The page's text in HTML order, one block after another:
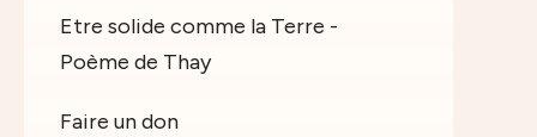
Etre solide comme la Terre -
Poème de Thay
Faire un don